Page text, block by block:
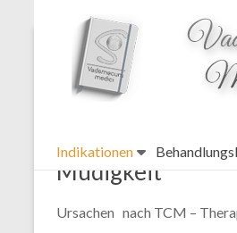
topheader
Indikationen
Indikationen
Müdigkeit
Ursachen nach TCM –